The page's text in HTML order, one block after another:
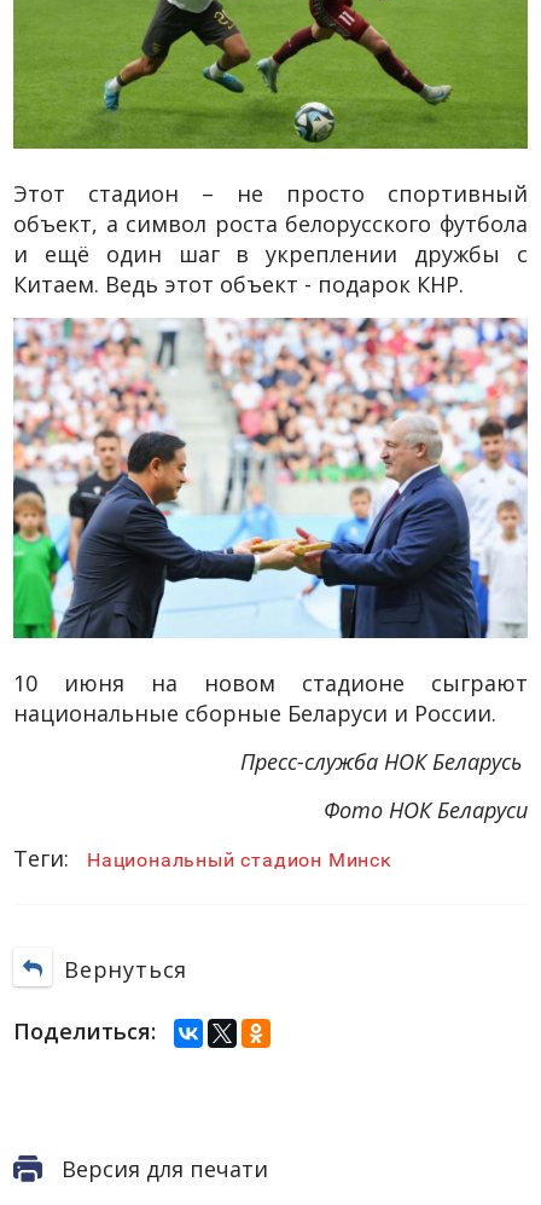
Этот стадион – не просто спортивный
объект, а символ роста белорусского футбола
и ещё один шаг в укреплении дружбы с
Китаем. Ведь этот объект - подарок КНР.
10 июня на новом стадионе сыграют
национальные сборные Беларуси и России.
Пресс-служба НОК Беларусь
Фото НОК Беларуси
Теги:
Национальный стадион Минск
Вернуться
Поделиться:
Версия для печати